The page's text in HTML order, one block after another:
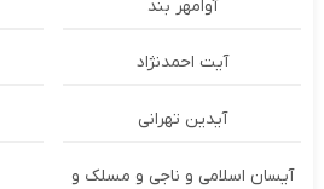
آوامهر بند
آیت احمدنژاد
آیدین تهرانی
آیسان اسلامی و ناجی و مسلک و